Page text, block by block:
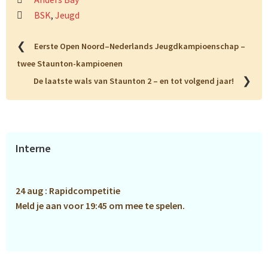
BSK, Jeugd
❮
Eerste Open Noord–Nederlands Jeugdkampioenschap –
twee Staunton-kampioenen
De laatste wals van Staunton 2 – en tot volgend jaar!
❯
Primaire
Interne
24 aug : Rapidcompetitie
Meld je aan voor 19:45 om mee te spelen.